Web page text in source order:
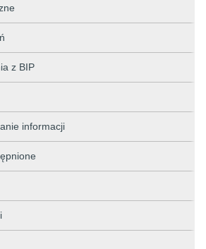
z BIP
informacji